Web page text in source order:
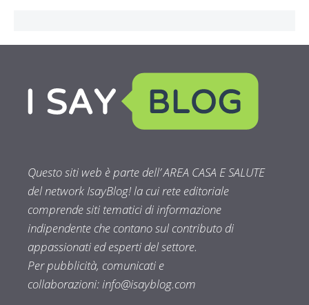
Questo siti web è parte dell’ AREA CASA E SALUTE
del network IsayBlog! la cui rete editoriale
comprende siti tematici di informazione
indipendente che contano sul contributo di
appassionati ed esperti del settore.
Per pubblicità, comunicati e
collaborazioni:info@isayblog.com